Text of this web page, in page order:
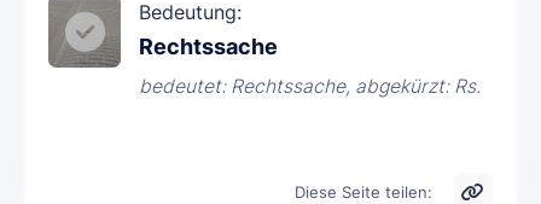
Bedeutung:
Rechtssache
bedeutet: Rechtssache, abgekürzt: Rs.
Diese Seite teilen: